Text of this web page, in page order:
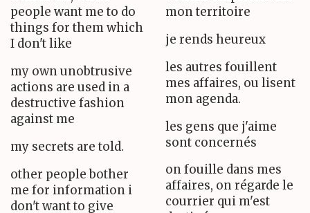
people want me to do
things for them which
I don't like
my own unobtrusive
actions are used in a
destructive fashion
against me
my secrets are told.
other people bother
me for information i
don't want to give
mon territoire
je rends heureux
les autres fouillent
mes affaires, ou lisent
mon agenda.
les gens que j'aime
sont concernés
on fouille dans mes
affaires, on régarde le
courrier qui m'est